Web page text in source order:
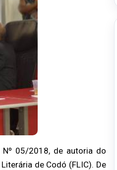
05/2018, de autoria do
de Codó (FLIC). De